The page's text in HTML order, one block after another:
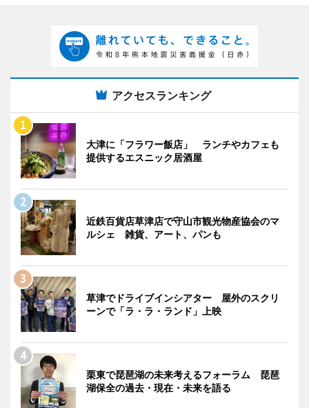
アクセスランキング
大津に「フラワー飯店」 ランチやカフェも
提供するエスニック居酒屋
近鉄百貨店草津店で守山市観光物産協会のマ
ルシェ 雑貨、アート、パンも
草津でドライブインシアター 屋外のスクリ
ーンで「ラ・ラ・ランド」上映
栗東で琵琶湖の未来考えるフォーラム 琵琶
湖保全の過去・現在・未来を語る